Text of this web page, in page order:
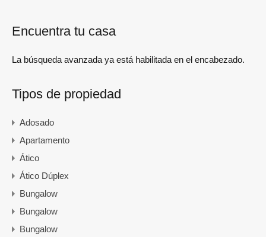
Encuentra tu casa
La búsqueda avanzada ya está habilitada en el encabezado.
Tipos de propiedad
Adosado
Apartamento
Ático
Ático Dúplex
Bungalow
Bungalow
Bungalow